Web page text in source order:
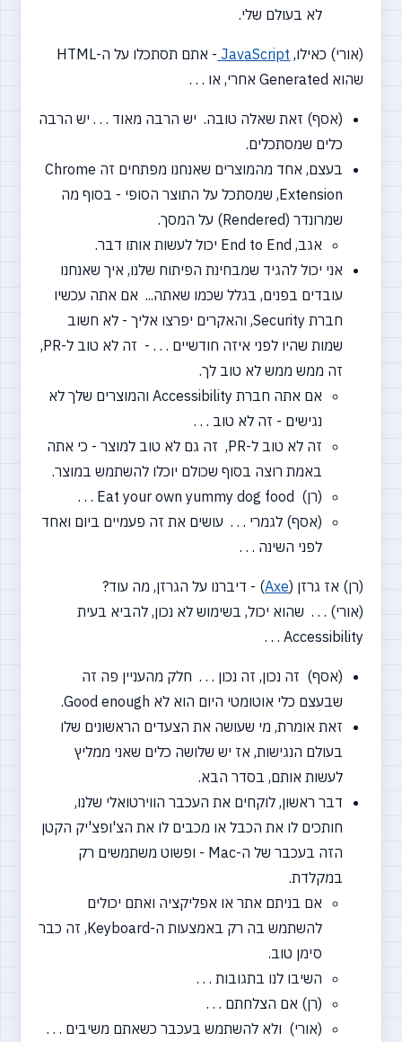
לא בעולם שלי.
(אורי) כאילו, JavaScript
- אתם תסתכלו על ה-HTML
שהוא Generated אחרי, או . . .
(אסף) זאת שאלה טובה. יש הרבה מאוד . . . יש הרבה
כלים שמסתכלים.
בעצם, אחד מהמוצרים שאנחנו מפתחים זה Chrome
Extension, שמסתכל על התוצר הסופי - בסוף מה
שמרונדר (Rendered)
על המסך.
אגב, End to End יכול לעשות אותו דבר.
אני יכול להגיד שמבחינת הפיתוח שלנו, איך שאנחנו
עובדים בפנים, בגלל שכמו שאתה... אם אתה עכשיו
חברת Security, והאקרים יפרצו אליך - לא חשוב
שמות שהיו לפני איזה חודשיים . . . - זה לא טוב ל-PR,
זה ממש ממש לא טוב לך.
אם אתה חברת Accessibility והמוצרים שלך לא
נגישים - זה לא טוב . . .
זה לא טוב ל-PR, זה גם לא טוב למוצר - כי אתה
באמת רוצה בסוף שכולם יוכלו להשתמש במוצר.
(רן) Eat your own yummy dog food . . .
(אסף) לגמרי . . . עושים את זה פעמיים ביום ואחד
לפני השינה . . .
(רן) אז גרזן (
Axe
) - דיברנו על הגרזן, מה עוד?
(אורי) . . . שהוא יכול, בשימוש לא נכון, להביא בעית
Accessibility . . .
(אסף) זה נכון, זה נכון . . . חלק מהעניין פה זה
שבעצם כלי אוטומטי היום הוא לא Good enough.
זאת אומרת, מי שעושה את הצעדים הראשונים שלו
בעולם הנגישות, אז יש שלושה כלים שאני ממליץ
לעשות אותם, בסדר הבא.
דבר ראשון, לוקחים את העכבר הווירטואלי שלנו,
חותכים לו את הכבל או מכבים לו את הצ'ופצ'יק הקטן
הזה בעכבר של ה-Mac - ופשוט משתמשים רק
במקלדת.
אם בניתם אתר או אפליקציה ואתם יכולים
להשתמש בה רק באמצעות ה-Keyboard, זה כבר
סימן טוב.
השיבו לנו בתגובות . . .
(רן) אם הצלחתם . . .
(אורי) ולא להשתמש בעכבר כשאתם משיבים . . .